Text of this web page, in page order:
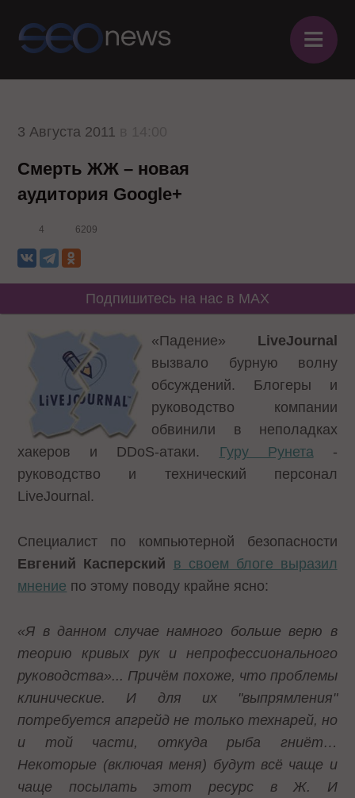
≡
3 Августа 2011
Смерть ЖЖ – новая
аудитория Google+
4 6209
Подпишитесь на нас в MAX
«Падение» LiveJournal
вызвало бурную волну
обсуждений. Блогеры и
руководство компании
обвинили в неполадках
хакеров и DDoS-атаки. Гуру Рунета-
руководство и технический персонал
LiveJournal.
Специалист по компьютерной безопасности
Евгений Касперский в своем блоге выразил
мнение по этому поводу крайне ясно:
«Я в данном случае намного больше верю в
теорию кривых рук и непрофессионального
руководства»... Причём похоже, что проблемы
клинические. И для их "выпрямления"
потребуется апгрейд не только технарей, но
и той части, откуда рыба гниёт…
Некоторые (включая меня) будут всё чаще и
чаще посылать этот ресурс в Ж. И